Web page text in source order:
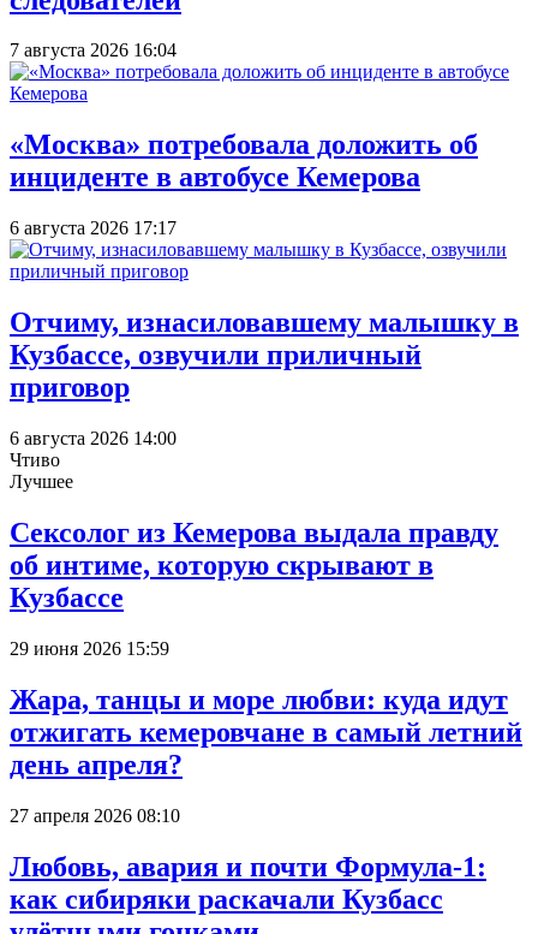
7 августа 2026 16:04
«Москва» потребовала доложить об
инциденте в автобусе Кемерова
6 августа 2026 17:17
Отчиму, изнасиловавшему малышку в
Кузбассе, озвучили приличный
приговор
6 августа 2026 14:00
Чтиво
Лучшее
Сексолог из Кемерова выдала правду
об интиме, которую скрывают в
Кузбассе
29 июня 2026 15:59
Жара, танцы и море любви: куда идут
отжигать кемеровчане в самый летний
день апреля?
27 апреля 2026 08:10
Любовь, авария и почти Формула-1:
как сибиряки раскачали Кузбасс